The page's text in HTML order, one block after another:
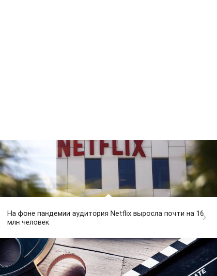
На фоне пандемии аудитория Netflix выросла почти на 16
млн человек